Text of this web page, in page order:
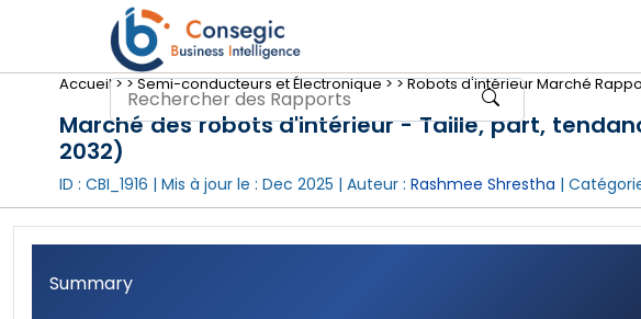
Accueil >>Semi-conducteurs et Électronique >>Robots d'intérieur Marché
Marché des robots d'intérieur - Taille, part,
2032)
ID : CBI_1916 | Mis à jour le : Dec 2025 | Auteur : Rashmee Shrestha |
Summary